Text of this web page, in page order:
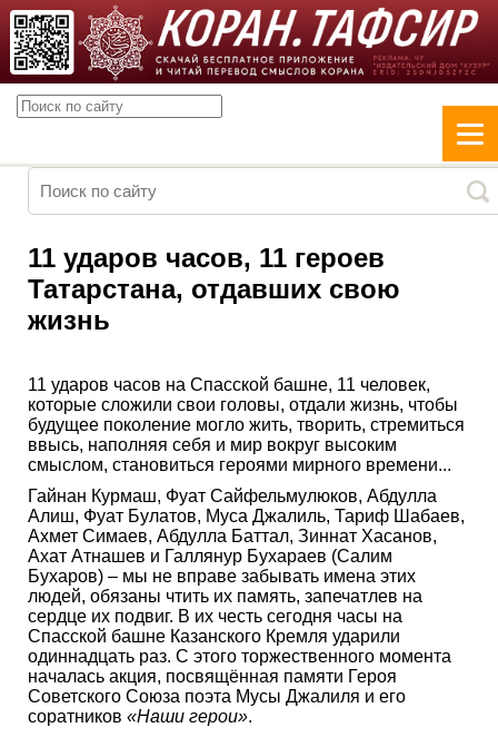
11 ударов часов, 11 героев
Татарстана, отдавших свою
жизнь
11 ударов часов на Спасской башне, 11 человек,
которые сложили свои головы, отдали жизнь, чтобы
будущее поколение могло жить, творить, стремиться
ввысь, наполняя себя и мир вокруг высоким
смыслом, становиться героями мирного времени...
Гайнан Курмаш, Фуат Сайфельмулюков, Абдулла
Алиш, Фуат Булатов, Муса Джалиль, Тариф Шабаев,
Ахмет Симаев, Абдулла Баттал, Зиннат Хасанов,
Ахат Атнашев и Галлянур Бухараев (Салим
Бухаров) – мы не вправе забывать имена этих
людей, обязаны чтить их память, запечатлев на
сердце их подвиг. В их честь сегодня часы на
Спасской башне Казанского Кремля ударили
одиннадцать раз. С этого торжественного момента
началась акция, посвящённая памяти Героя
Советского Союза поэта Мусы Джалиля и его
соратников «Наши герои».